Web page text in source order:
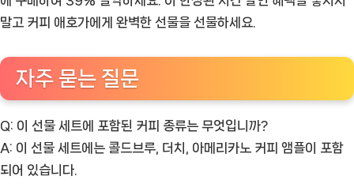
말고 커피 애호가에게 완벽한 선물을 선물하세요.
자주 묻는 질문
Q: 이 선물 세트에 포함된 커피 종류는 무엇입니까?
A: 이 선물 세트에는 콜드브루, 더치, 아메리카노 커피 앰플이 포함
되어 있습니다.